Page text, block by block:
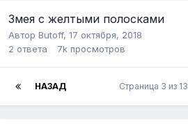
Змея с желтыми полосками
Автор Butoff, 17 октября, 2018
2 ответа 7k просмотров
НАЗАД Страница 3 из 13